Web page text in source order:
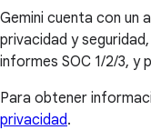
Gemini cuenta con un
privacidad y
informes SOC 1/2/3, y
Para obtener
privacidad.